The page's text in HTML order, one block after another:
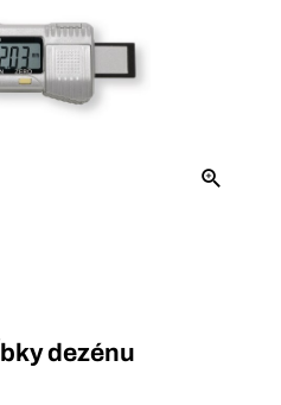
dezénu